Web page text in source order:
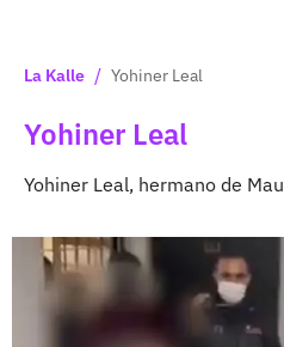
La Kalle / Yohiner Leal
Yohiner Leal
Yohiner Leal, hermano de